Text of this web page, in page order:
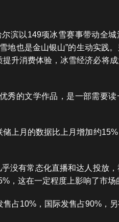
滨以149项冰雪赛事带动全
地也是金山银山”的生动实践
升消费体验，冰雪经济必将
秀的文学作品，是一部需要
上月的数据比上月增加约
没有常态化直播和达人投放
，这在一定程度上影响了市场
占10%，国际发售占90%，